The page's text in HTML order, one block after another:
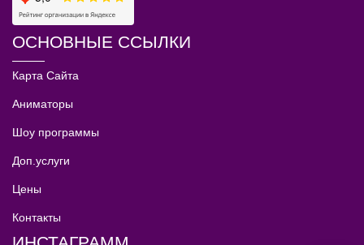
ОСНОВНЫЕ ССЫЛКИ
Карта Сайта
Аниматоры
Шоу программы
Доп.услуги
Цены
Контакты